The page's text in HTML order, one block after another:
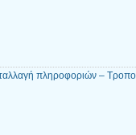
πληροφοριών –